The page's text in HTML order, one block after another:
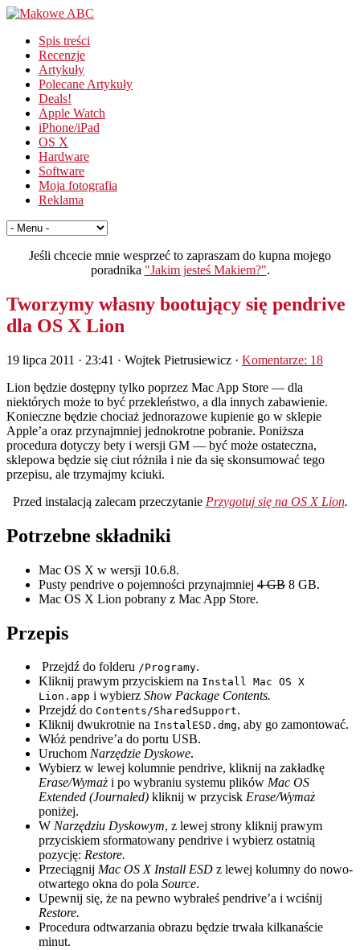
Spis treści
Recenzje
Artykuły
Polecane Artykuły
Deals!
Apple Watch
iPhone/iPad
OS X
Hardware
Software
Moja fotografia
Reklama
Jeśli chcecie mnie wesprzeć to zapraszam do kupna mojego
poradnika "Jakim jesteś Makiem?".
Tworzymy własny bootujący się pendrive
dla OS X Lion
19 lipca 2011 · 23:41 · Wojtek Pietrusiewicz · Komentarze: 18
Lion będzie dostępny tylko poprzez Mac App Store — dla
niektórych może to być przekleństwo, a dla innych zabawienie.
Konieczne będzie chociaż jednorazowe kupienie go w sklepie
Apple’a oraz przynajmniej jednokrotne pobranie. Poniższa
procedura dotyczy bety i wersji GM — być może ostateczna,
sklepowa będzie się ciut różniła i nie da się skonsumować tego
przepisu, ale trzymajmy kciuki.
Przed instalacją zalecam przeczytanie Przygotuj się na OS X Lion.
Potrzebne składniki
Mac OS X w wersji 10.6.8.
Pusty pendrive o pojemności przynajmniej 4 GB 8 GB.
Mac OS X Lion pobrany z Mac App Store.
Przepis
Przejdź do folderu /Programy.
Kliknij prawym przyciskiem na Install Mac OS X
Lion.app i wybierz Show Package Contents.
Przejdź do Contents/SharedSupport.
Kliknij dwukrotnie na InstalESD.dmg, aby go zamontować.
Włóż pendrive’a do portu USB.
Uruchom Narzędzie Dyskowe.
Wybierz w lewej kolumnie pendrive, kliknij na zakładkę
Erase/Wymaż i po wybraniu systemu plików Mac OS
Extended (Journaled) kliknij w przycisk Erase/Wymaż
poniżej.
W Narzędziu Dyskowym, z lewej strony kliknij prawym
przyciskiem sformatowany pendrive i wybierz ostatnią
pozycję: Restore.
Przeciągnij Mac OS X Install ESD z lewej kolumny do nowo-
otwartego okna do pola Source.
Upewnij się, że na pewno wybrałeś pendrive’a i wciśnij
Restore.
Procedura odtwarzania obrazu będzie trwała kilkanaście
minut.